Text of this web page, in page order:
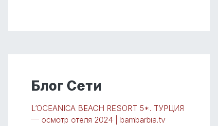
Блог Сети
L’OCEANICA BEACH RESORT 5*. ТУРЦИЯ
— осмотр отеля 2024 | bambarbia.tv